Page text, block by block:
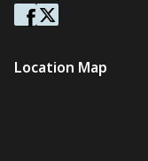
Location Map